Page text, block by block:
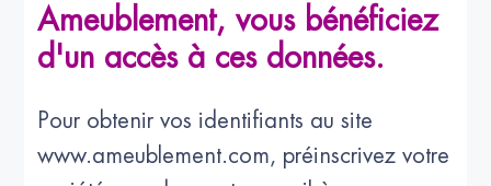
Ameublement, vous bénéficiez
d'un accès à ces données.
Pour obtenir vos identifiants au site
www.ameublement.com, préinscrivez votre